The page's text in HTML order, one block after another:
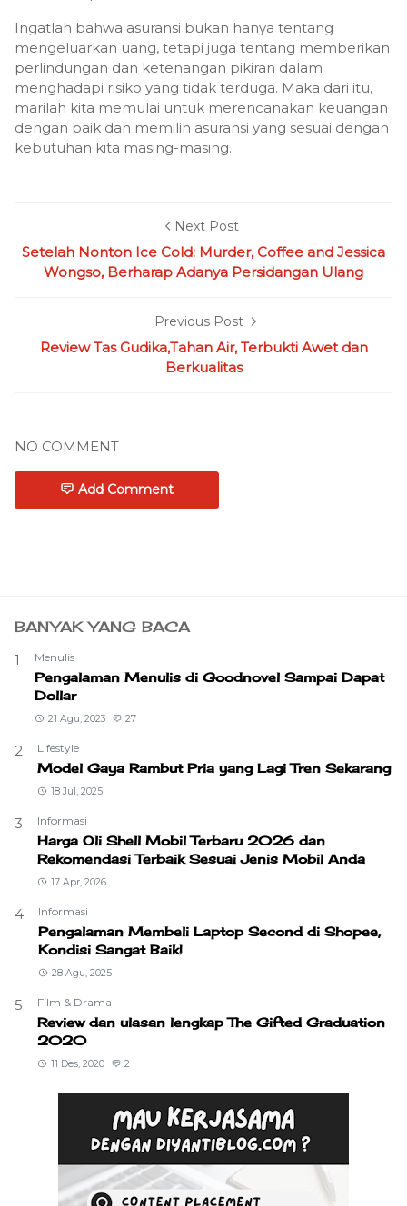
Ingatlah bahwa asuransi bukan hanya tentang
mengeluarkan uang, tetapi juga tentang memberikan
perlindungan dan ketenangan pikiran dalam
menghadapi risiko yang tidak terduga. Maka dari itu,
marilah kita memulai untuk merencanakan keuangan
dengan baik dan memilih asuransi yang sesuai dengan
kebutuhan kita masing-masing.
Next Post
Setelah Nonton Ice Cold: Murder, Coffee and Jessica
Wongso, Berharap Adanya Persidangan Ulang
Previous Post
Review Tas Gudika,Tahan Air, Terbukti Awet dan
Berkualitas
NO COMMENT
Add Comment
BANYAK YANG BACA
1 Menulis
Pengalaman Menulis di Goodnovel Sampai Dapat
Dollar
21 Agu, 2023 27
2 Lifestyle
Model Gaya Rambut Pria yang Lagi Tren Sekarang
18 Jul, 2025
3 Informasi
Harga Oli Shell Mobil Terbaru 2026 dan
Rekomendasi Terbaik Sesuai Jenis Mobil Anda
17 Apr, 2026
4 Informasi
Pengalaman Membeli Laptop Second di Shopee,
Kondisi Sangat Baik!
28 Agu, 2025
5 Film & Drama
Review dan ulasan lengkap The Gifted Graduation
2020
11 Des, 2020 2